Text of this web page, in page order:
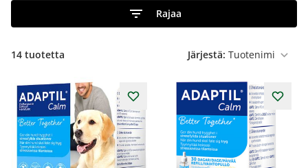
Rajaa
14 tuotetta Järjestä: